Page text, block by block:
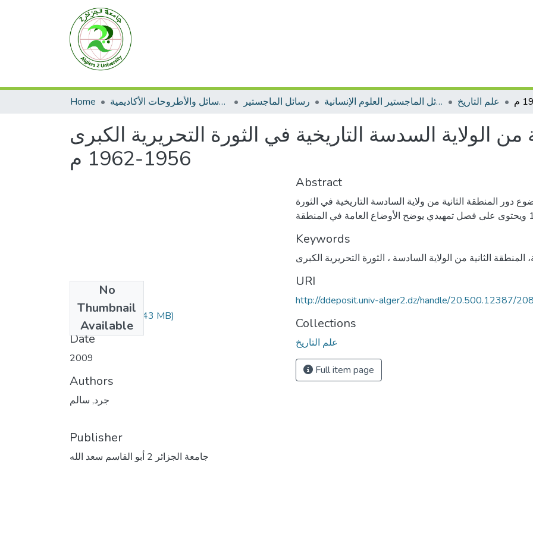
Home الرسائل والأطروحات الأكاديمية رسائل الماجستير رسائل الماجستير العلوم الإنسانية علم التاريخ
من الولاية السدسة التاريخية في الثورة التحريرية الكبرى
1956-1962 م
No
Thumbnail
Available
جرد سالم.pdf(48.43 MB)
Date
2009
Authors
جرد, سالم
Publisher
جامعة الجزائر 2 أبو القاسم سعد الله
Abstract
دور المنطقة الثانية من ولاية السادسة التاريخية في الثورة
Keywords
المنطقة الثانية من الولاية السادسة ، الثورة التحريرية الكبرى
URI
http://ddeposit.univ-alger2.dz/handle/20.500.12387/
Collections
علم التاريخ
Full item page